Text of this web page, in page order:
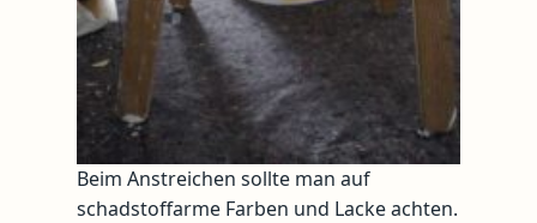
Beim Anstreichen sollte man auf
schadstoffarme Farben und Lacke achten.